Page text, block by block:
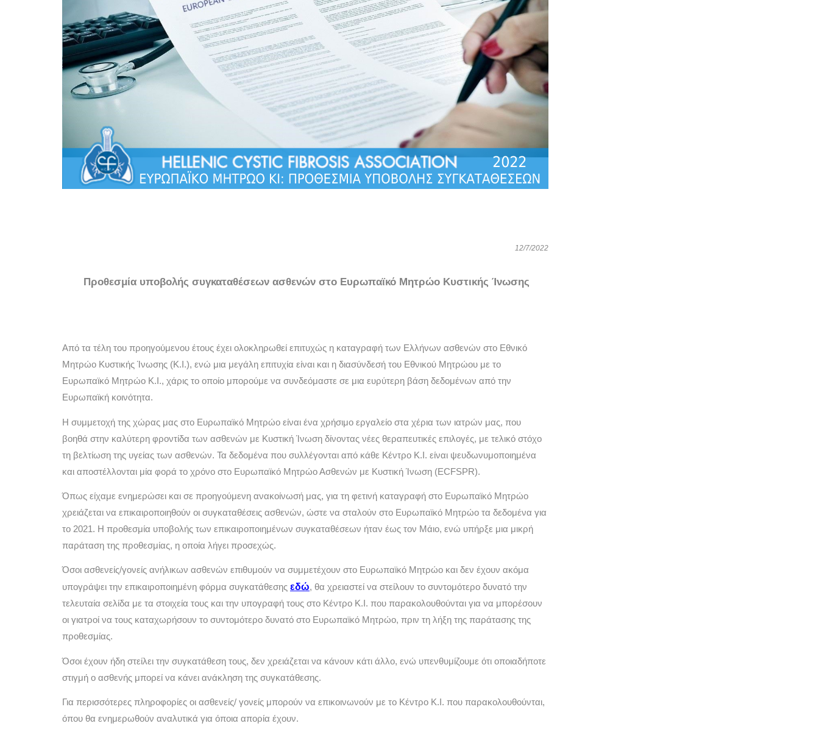
12/7/2022
Προθεσμία υποβολής συγκαταθέσεων ασθενών στο Ευρωπαϊκό Μητρώο Κυστικής Ίνωσης
Aπό τα τέλη του προηγούμενου έτους έχει ολοκληρωθεί επιτυχώς η καταγραφή των Ελλήνων ασθενών στο Εθνικό
Μητρώο Κυστικής Ίνωσης (Κ.Ι.), ενώ μια μεγάλη επιτυχία είναι και η διασύνδεσή του Εθνικού Μητρώου με το
Ευρωπαϊκό Μητρώο Κ.Ι., χάρις το οποίο μπορούμε να συνδεόμαστε σε μια ευρύτερη βάση δεδομένων από την
Ευρωπαϊκή κοινότητα.
Η συμμετοχή της χώρας μας στο Ευρωπαϊκό Μητρώο είναι ένα χρήσιμο εργαλείο στα χέρια των ιατρών μας, που
βοηθά στην καλύτερη φροντίδα των ασθενών με Κυστική Ίνωση δίνοντας νέες θεραπευτικές επιλογές, με τελικό στόχο
τη βελτίωση της υγείας των ασθενών. Τα δεδομένα που συλλέγονται από κάθε Κέντρο Κ.Ι. είναι ψευδωνυμοποιημένα
και αποστέλλονται μία φορά το χρόνο στο Ευρωπαϊκό Μητρώο Ασθενών με Κυστική Ίνωση (ECFSPR).
Όπως είχαμε ενημερώσει και σε προηγούμενη ανακοίνωσή μας, για τη φετινή καταγραφή στο Ευρωπαϊκό Μητρώο
χρειάζεται να επικαιροποιηθούν οι συγκαταθέσεις ασθενών, ώστε να σταλούν στο Ευρωπαϊκό Μητρώο τα δεδομένα για
το 2021. Η προθεσμία υποβολής των επικαιροποιημένων συγκαταθέσεων ήταν έως τον Μάιο, ενώ υπήρξε μια μικρή
παράταση της προθεσμίας, η οποία λήγει προσεχώς.
Όσοι ασθενείς/γονείς ανήλικων ασθενών επιθυμούν να συμμετέχουν στο Ευρωπαϊκό Μητρώο και δεν έχουν ακόμα
υπογράψει την επικαιροποιημένη φόρμα συγκατάθεσης εδώ, θα χρειαστεί να στείλουν το συντομότερο δυνατό την
τελευταία σελίδα με τα στοιχεία τους και την υπογραφή τους στο Κέντρο Κ.Ι. που παρακολουθούνται για να μπορέσουν
οι γιατροί να τους καταχωρήσουν το συντομότερο δυνατό στο Ευρωπαϊκό Μητρώο, πριν τη λήξη της παράτασης της
προθεσμίας.
Όσοι έχουν ήδη στείλει την συγκατάθεση τους, δεν χρειάζεται να κάνουν κάτι άλλο, ενώ υπενθυμίζουμε ότι οποιαδήποτε
στιγμή ο ασθενής μπορεί να κάνει ανάκληση της συγκατάθεσης.
Για περισσότερες πληροφορίες οι ασθενείς/ γονείς μπορούν να επικοινωνούν με το Κέντρο Κ.Ι. που παρακολουθούνται,
όπου θα ενημερωθούν αναλυτικά για όποια απορία έχουν.